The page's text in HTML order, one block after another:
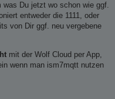
Du jetzt wo schon wie ggf.
entweder die 1111, oder
von Dir ggf. neu vergebene
mit der Wolf Cloud per App,
wenn man ism7mqtt nutzen